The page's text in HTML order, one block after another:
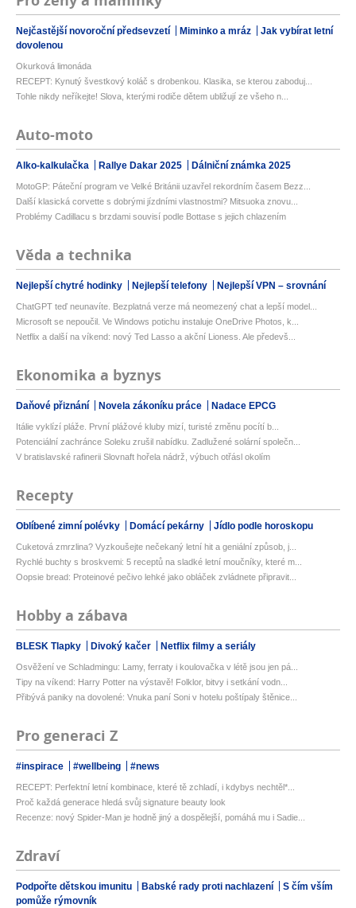
Nejčastější novoroční předsevzetí Miminko a mráz
Jak vybírat letní
dovolenou
Okurková limonáda
RECEPT: Kynutý švestkový koláč s drobenkou. Klasika, se kterou zaboduj...
Tohle nikdy neříkejte! Slova, kterými rodiče dětem ubližují ze všeho n...
Auto-moto
Alko-kalkulačka Rallye Dakar 2025 Dálniční známka 2025
MotoGP: Páteční program ve Velké Británii uzavřel rekordním časem Bezz...
Další klasická corvette s dobrými jízdními vlastnostmi? Mitsuoka znovu...
Problémy Cadillacu s brzdami souvisí podle Bottase s jejich chlazením
Věda a technika
Nejlepší chytré hodinky Nejlepší telefony Nejlepší VPN – srovnání
ChatGPT teď neunavíte. Bezplatná verze má neomezený chat a lepší model...
Microsoft se nepoučil. Ve Windows potichu instaluje OneDrive Photos, k...
Netflix a další na víkend: nový Ted Lasso a akční Lioness. Ale předevš...
Ekonomika a byznys
Daňové přiznání Novela zákoníku práce Nadace EPCG
Itálie vyklízí pláže. První plážové kluby mizí, turisté změnu pocítí b...
Potenciální zachránce Soleku zrušil nabídku. Zadlužené solární společn...
V bratislavské rafinerii Slovnaft hořela nádrž, výbuch otřásl okolím
Recepty
Oblíbené zimní polévky Domácí pekárny Jídlo podle horoskopu
Cuketová zmrzlina? Vyzkoušejte nečekaný letní hit a geniální způsob, j...
Rychlé buchty s broskvemi: 5 receptů na sladké letní moučníky, které m...
Oopsie bread: Proteinové pečivo lehké jako obláček zvládnete připravit...
Hobby a zábava
BLESK Tlapky Divoký kačer Netflix filmy a seriály
Osvěžení ve Schladmingu: Lamy, ferraty i koulovačka v létě jsou jen pá...
Tipy na víkend: Harry Potter na výstavě! Folklor, bitvy i setkání vodn...
Přibývá paniky na dovolené: Vnuka paní Soni v hotelu poštípaly štěnice...
Pro generaci Z
#inspirace #wellbeing #news
RECEPT: Perfektní letní kombinace, které tě zchladí, i kdybys nechtěl*...
Proč každá generace hledá svůj signature beauty look
Recenze: nový Spider-Man je hodně jiný a dospělejší, pomáhá mu i Sadie...
Zdraví
Podpořte dětskou imunitu Babské rady proti nachlazení
S čím vším
pomůže rýmovník